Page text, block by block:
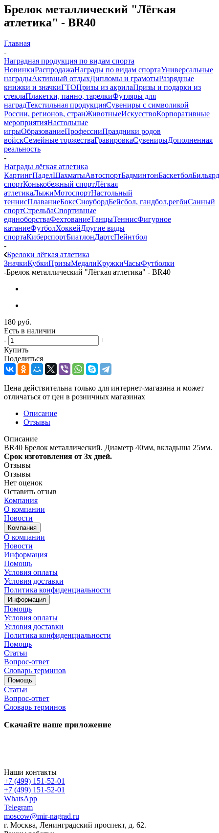
Брелок металлический "Лёгкая
атлетика" - BR40
Главная
-
Наградная продукция по видам спорта
НовинкиРаспродажаНаграды по видам спортаУниверсальные
наградыАктивный отдыхДипломы и грамотыРазрядные
книжки и значкиГТОПризы из акрилаПризы и подарки из
стеклаПлакетки, панно, тарелкиФутляры для
наградТекстильная продукцияСувениры с символикой
России, регионов, странЖивотныеИскусствоКорпоративные
мероприятияНастольные
игрыОбразованиеПрофессииПраздники родов
войскСемейные торжестваГравировкаСувенирыДополненная
реальность
-
Награды лёгкая атлетика
КартингПаделШахматыАвтоспортБадминтонБаскетболБильярд
спортКонькобежный спортЛёгкая
атлетикаЛыжиМотоспортНастольный
теннисПлаваниеБоксСноубордБейсбол, гандбол,регбиСанный
спортСтрельбаСпортивные
единоборстваФехтованиеТанцыТеннисФигурное
катаниеФутболХоккейДругие виды
спортаКиберспортБиатлонДартсПейнтбол
-
Брелоки лёгкая атлетика
ЗначкиКубкиПризыМедалиКружкиЧасыФутболки
-Брелок металлический "Лёгкая атлетика" - BR40
180 руб.
Есть в наличии
-
+
Купить
Поделиться
Цена действительна только для интернет-магазина и может
отличаться от цен в розничных магазинах
Описание
Отзывы
Описание
BR40 Брелок металлический. Диаметр 40мм, вкладыша 25мм.
Срок изготовления от 3х дней.
Отзывы
Отзывы
Нет оценок
Оставить отзыв
Компания
О компании
Новости
Компания
О компании
Новости
Информация
Помощь
Условия оплаты
Условия доставки
Политика конфиденциальности
Информация
Помощь
Условия оплаты
Условия доставки
Политика конфиденциальности
Помощь
Статьи
Вопрос-ответ
Словарь терминов
Помощь
Статьи
Вопрос-ответ
Словарь терминов
Скачайте наше приложение
Наши контакты
+7 (499) 151-52-01
+7 (499) 151-52-01
WhatsApp
Telegram
moscow@mir-nagrad.ru
г. Москва, Ленинградский проспект, д. 62.